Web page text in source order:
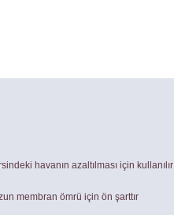
havanın azaltılması için kullanılır
membran ömrü için ön şarttır